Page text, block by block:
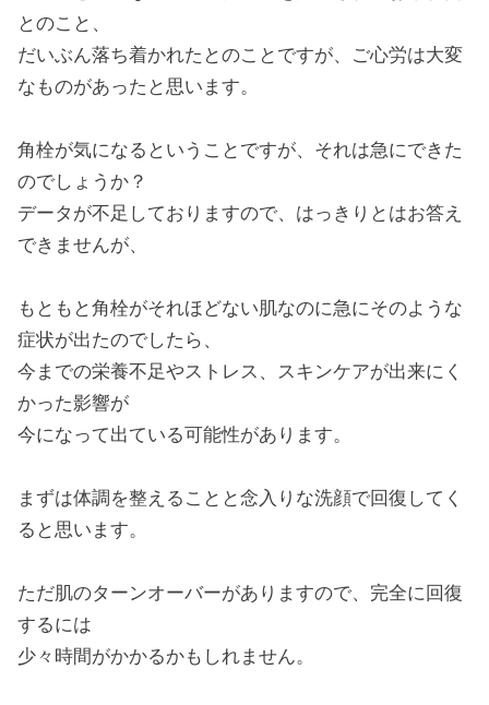
とのこと、
だいぶん落ち着かれたとのことですが、ご心労は大変
なものがあったと思います。
角栓が気になるということですが、それは急にできた
のでしょうか？
データが不足しておりますので、はっきりとはお答え
できませんが、
もともと角栓がそれほどない肌なのに急にそのような
症状が出たのでしたら、
今までの栄養不足やストレス、スキンケアが出来にく
かった影響が
今になって出ている可能性があります。
まずは体調を整えることと念入りな洗顔で回復してく
ると思います。
ただ肌のターンオーバーがありますので、完全に回復
するには
少々時間がかかるかもしれません。